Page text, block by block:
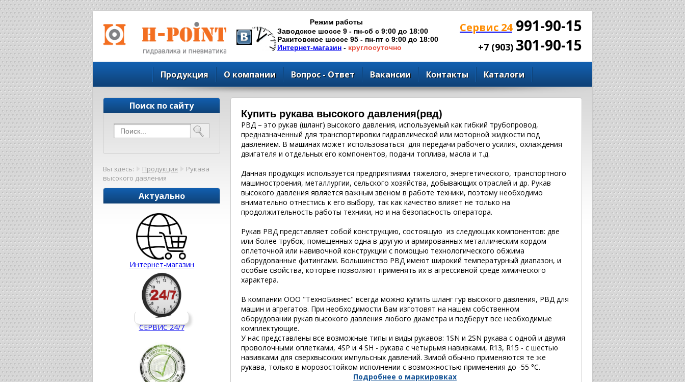
Режим работы
Заводское шоссе 9 - пн-сб с 9:00 до 18:00
Ракитовское шоссе 95 - пн-пт с 9:00 до 18:00
Интернет-магазин - круглосуточно
Сервис 24 991-90-15
+7 (903) 301-90-15
Продукция О компании Вопрос - Ответ Вакансии Контакты Каталоги
Поиск по сайту
Вы здесь: Продукция
Рукава
высокого давления
Актуально
Интернет-магазин
СЕРВИС 24/7
Купить рукава высокого давления(рвд)
РВД – это рукав (шланг) высокого давления, используемый как гибкий трубопровод,
предназначенный для транспортировки гидравлической или моторной жидкости под
давлением. В машинах может использоваться для передачи рабочего усилия, охлаждения
двигателя и отдельных его компонентов, подачи топлива, масла и т.д.
Данная продукция используется предприятиями тяжелого, энергетического, транспортного
машиностроения, металлургии, сельского хозяйства, добывающих отраслей и др. Рукав
высокого давления является важным звеном в работе техники, поэтому необходимо
внимательно отнестись к его выбору, так как качество влияет не только на
продолжительность работы техники, но и на безопасность оператора.
Рукав РВД представляет собой конструкцию, состоящую из следующих компонентов: две
или более трубок, помещенных одна в другую и армированных металлическим кордом
оплеточной или навивочной конструкции с помощью технологического обжима
оборудованные фитингами. Большинство РВД имеют широкий температурный диапазон, и
особые свойства, которые позволяют применять их в агрессивной среде химического
характера.
В компании ООО "ТехноБизнес" всегда можно купить шланг гур высокого давления, РВД для
машин и агрегатов. При необходимости Вам изготовят на нашем собственном
оборудовании рукав высокого давления любого диаметра и подберут все необходимые
комплектующие.
У нас представлены все возможные типы и виды рукавов: 1SN и 2SN рукава с одной и двумя
проволочными оплетками, 4SP и 4 SH - рукава с четырьмя навивками, R13, R15 - с шестью
навивками для сверхвысоких импульсных давлений. Зимой обычно применяются те же
рукава, только в морозостойком исполнении с возможностью применения до -55 °С.
Подробнее о маркировках